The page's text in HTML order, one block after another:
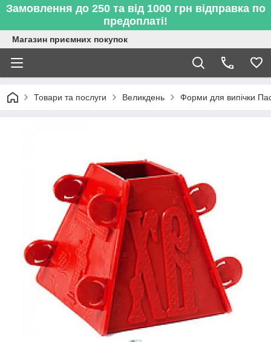
Замовлення до 250 та від 1000 грн відправка по
предоплаті!
Магазин приємних покупок
Товари та послуги Великдень Форми для випічки